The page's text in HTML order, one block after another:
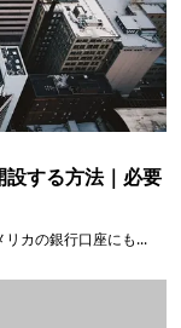
設する方法｜必要
カの銀行口座にも...